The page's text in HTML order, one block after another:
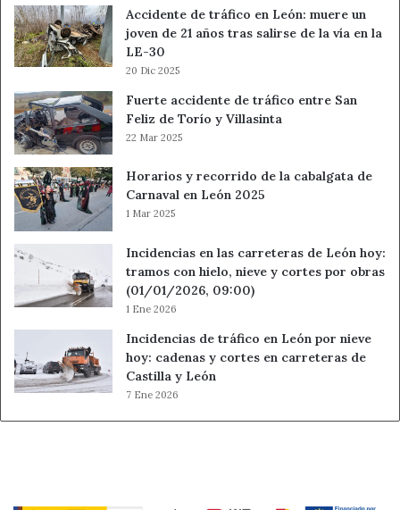
Accidente de tráfico en León: muere un
joven de 21 años tras salirse de la vía en la
LE-30
20 Dic 2025
Fuerte accidente de tráfico entre San
Feliz de Torío y Villasinta
22 Mar 2025
Horarios y recorrido de la cabalgata de
Carnaval en León 2025
1 Mar 2025
Incidencias en las carreteras de León hoy:
tramos con hielo, nieve y cortes por obras
(01/01/2026, 09:00)
1 Ene 2026
Incidencias de tráfico en León por nieve
hoy: cadenas y cortes en carreteras de
Castilla y León
7 Ene 2026